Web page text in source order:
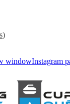
)
windowInstagram